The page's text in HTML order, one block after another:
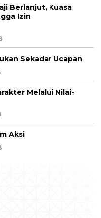
Berlanjut, Kuasa
Izin
Sekadar Ucapan
Melalui Nilai-
Aksi